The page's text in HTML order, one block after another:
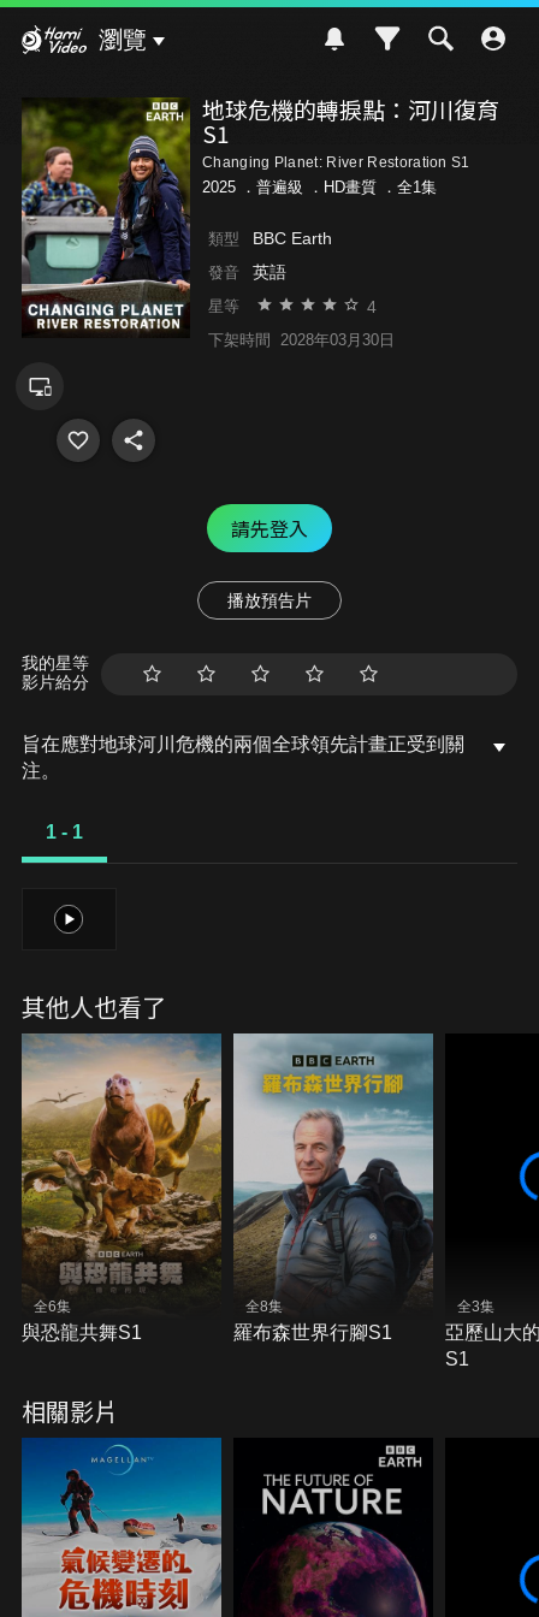
瀏覽
地球危機的轉捩點：河川復育
S1
Changing Planet: River Restoration S1
2025 ． 普遍級 ．HD畫質 ．全1集
類型 BBC Earth
發音 英語
星等 4
下架時間 2028年03月30日
請先登入
播放預告片
我的星等
影片給分
旨在應對地球河川危機的兩個全球領先計畫正受到關
注。
1 - 1
1
其他人也看了
全6集
與恐龍共舞S1
全8集
羅布森世界行腳S1
全3集
亞歷山大
S1
相關影片